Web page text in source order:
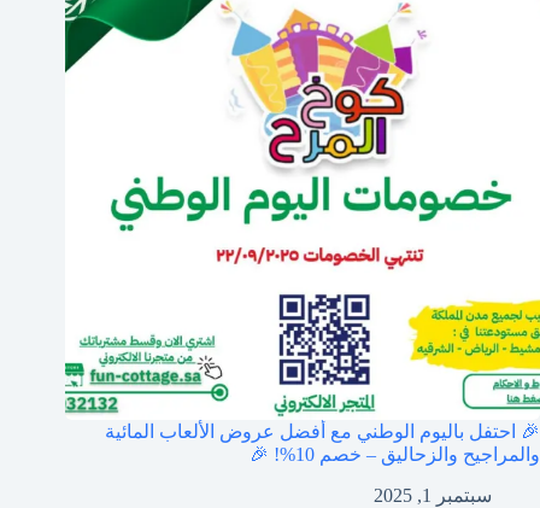
🎉 احتفل باليوم الوطني مع أفضل عروض الألعاب المائية
والمراجيح والزحاليق – خصم 10%! 🎉
سبتمبر 1, 2025